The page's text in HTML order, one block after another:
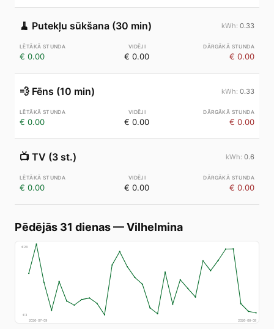
🧹 Putekļu sūkšana (30 min) 0.33
€ 0.00 € 0.00 € 0.00
💨 Fēns (10 min) 0.33
€ 0.00 € 0.00 € 0.00
📺 TV (3 st.) 0.6
€ 0.00 € 0.00 € 0.00
Pēdējās 31 dienas—Vilhelmina
€28
€3
2026-07-09
2026-08-08